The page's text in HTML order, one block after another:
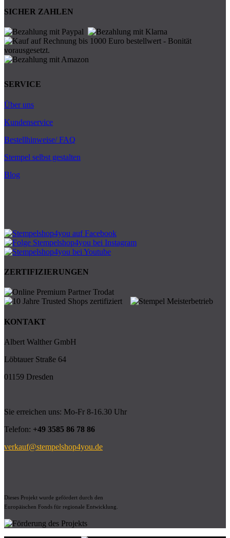
SICHER ZAHLEN
SERVICE
Über uns
Kundenservice
Bestellhinweise/ FAQ
Stempel selbst gestalten
Blog
ZERTIFIZIERUNGEN
KONTAKT
Albert Walther GmbH
Löbtauer Straße 64
01159 Dresden
Sie erreichen uns: Mo-Fr 8-16.30 Uhr
Telefon: +49 3585 86 78 86
verkauf@stempelshop4you.de
Dieses Projekt wurde gefördert durch den
Europäischen Fonds für regionale Entwicklung.